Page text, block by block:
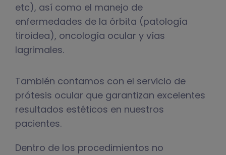
etc), así como el manejo de
enfermedades de la órbita (patología
tiroidea), oncología ocular y vías
lagrimales.
También contamos con el servicio de
prótesis ocular que garantizan excelentes
resultados estéticos en nuestros
pacientes.
Dentro de los procedimientos no